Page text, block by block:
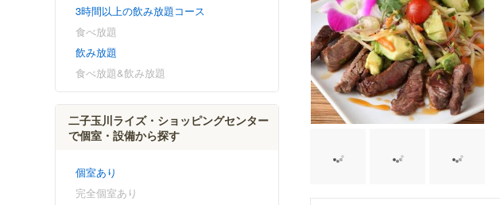
3時間以上の飲み放題コース
食べ放題
飲み放題
食べ放題&飲み放題
二子玉川ライズ・ショッピングセンター
で個室・設備から探す
個室あり
完全個室あり